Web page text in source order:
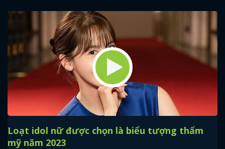
Loạt idol nữ được chọn là biểu tượng thẩm
mỹ năm 2023